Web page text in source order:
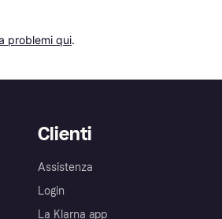
problemi qui.
Clienti
Assistenza
Login
La Klarna app